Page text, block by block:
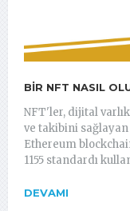
BIR NFT NASIL
NFT'ler, dijital
ve takibini
Ethereum
1155 standardı
DEVAMI